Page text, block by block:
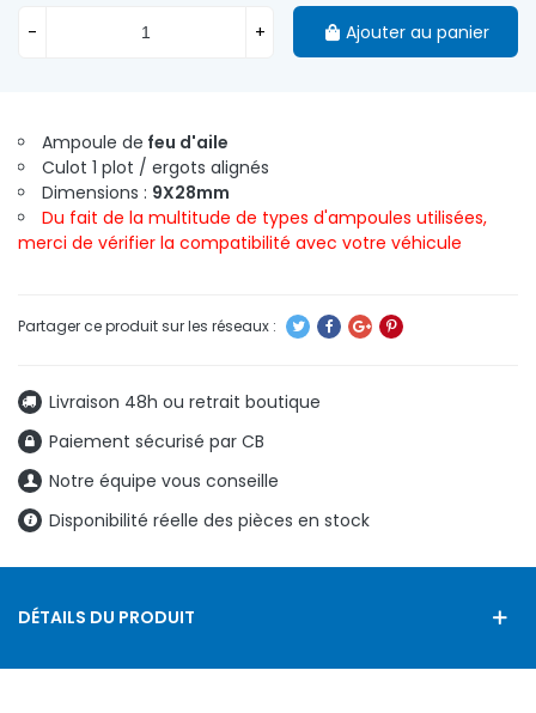
Ampoule de feu d'aile
Culot 1 plot / ergots alignés
Dimensions : 9X28mm
Du fait de la multitude de types d'ampoules utilisées,
merci de vérifier la compatibilité avec votre véhicule
Livraison 48h ou retrait boutique
Paiement sécurisé par CB
Notre équipe vous conseille
Disponibilité réelle des pièces en stock
- + Ajouter au panier
DÉTAILS DU PRODUIT